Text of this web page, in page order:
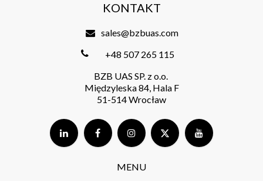
MENU
KONTAKT
sales@bzbuas.com
+48 507 265 115
BZB UAS SP. z o.o.
Międzyleska 84, Hala F
51-514 Wrocław